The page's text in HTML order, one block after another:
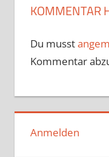
KOMMENTAR
Du musst
Kommentar
Anmelden